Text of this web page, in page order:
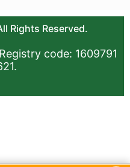
Rights Reserved.
code: 1609791